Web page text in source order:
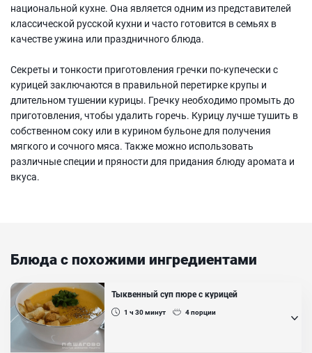
национальной кухне. Она является одним из представителей
классической русской кухни и часто готовится в семьях в
качестве ужина или праздничного блюда.
Секреты и тонкости приготовления гречки по-купечески с
курицей заключаются в правильной перетирке крупы и
длительном тушении курицы. Гречку необходимо промыть до
приготовления, чтобы удалить горечь. Курицу лучше тушить в
собственном соку или в курином бульоне для получения
мягкого и сочного мяса. Также можно использовать
различные специи и пряности для придания блюду аромата и
вкуса.
Блюда с похожими ингредиентами
Тыквенный суп пюре с курицей
1 ч 30минут 4порции